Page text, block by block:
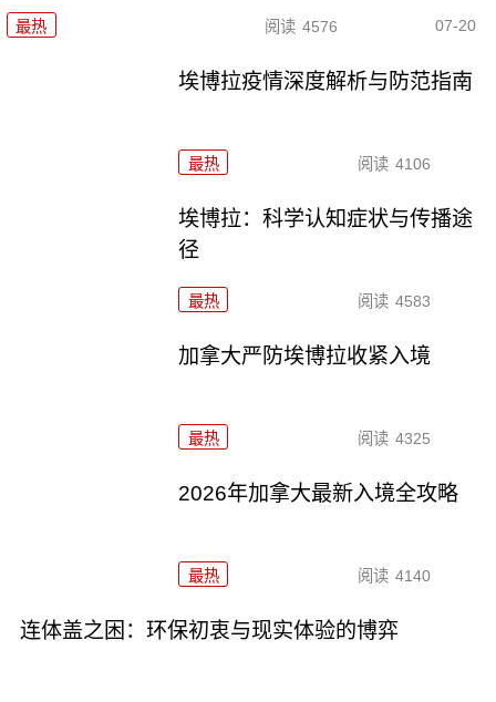
最热 阅读 4576 07-20
埃博拉疫情深度解析与防范指南
最热 阅读 4106
埃博拉：科学认知症状与传播途
径
最热 阅读 4583
加拿大严防埃博拉收紧入境
最热 阅读 4325
2026年加拿大最新入境全攻略
最热 阅读 4140
连体盖之困：环保初衷与现实体验的博弈